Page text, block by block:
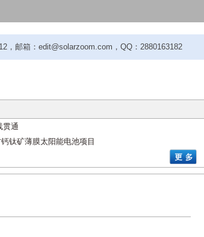
邮箱：edit@solarzoom.com，QQ：2880163182
贯通
钛矿薄膜太阳能电池项目